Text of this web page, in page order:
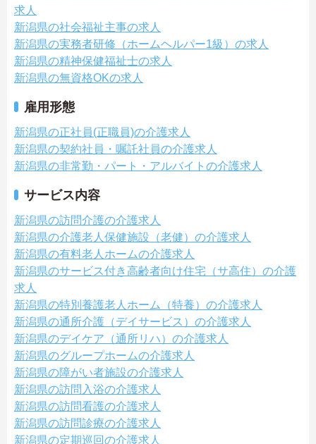
求人
新潟県の社会福祉主事の求人
新潟県の実務者研修（ホームヘルパー1級）の求人
新潟県の精神保健福祉士の求人
新潟県の無資格OKの求人
雇用形態
新潟県の正社員(正職員)の介護求人
新潟県の契約社員・嘱託社員の介護求人
新潟県の非常勤・パート・アルバイトの介護求人
サービス内容
新潟県の訪問介護の介護求人
新潟県の介護老人保健施設（老健）の介護求人
新潟県の有料老人ホームの介護求人
新潟県のサービス付き高齢者向け住宅（サ高住）の介護
求人
新潟県の特別養護老人ホーム（特養）の介護求人
新潟県の通所介護（デイサービス）の介護求人
新潟県のデイケア（通所リハ）の介護求人
新潟県のグループホームの介護求人
新潟県の障がい者施設の介護求人
新潟県の訪問入浴の介護求人
新潟県の訪問看護の介護求人
新潟県の訪問診療の介護求人
新潟県の定期巡回の介護求人